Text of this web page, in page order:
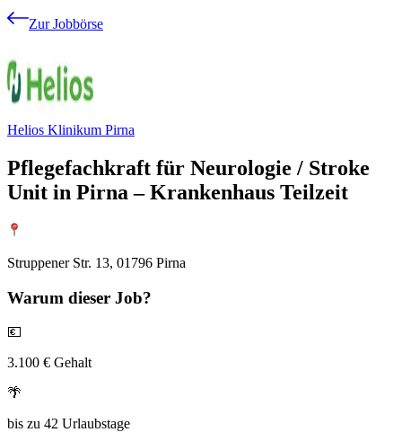
Zur Jobbörse
Helios Klinikum Pirna
Pflegefachkraft für Neurologie / Stroke
Unit in Pirna – Krankenhaus Teilzeit
Struppener Str. 13, 01796 Pirna
Warum dieser Job?
💶
3.100 € Gehalt
🌴
bis zu 42 Urlaubstage